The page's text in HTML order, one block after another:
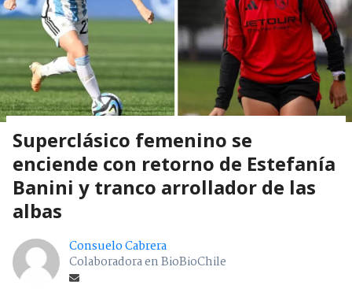
Superclásico femenino se
enciende con retorno de Estefanía
Banini y tranco arrollador de las
albas
Consuelo Cabrera
Colaboradora en BioBioChile